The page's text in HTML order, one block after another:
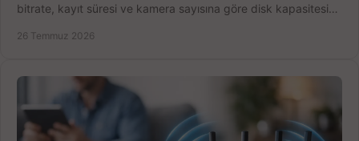
bitrate, kayıt süresi ve kamera sayısına göre disk kapasitesini
26 Temmuz 2026